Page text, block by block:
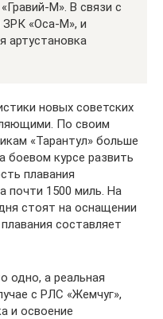
М». В связи с
ЗРК «Оса-М», и
артустановка
новых советских
По своим
«Тарантул» больше
боевом курсе развить
плавания
почти 1500 миль. На
стоят на оснащении
составляет
одно, а реальная
с РЛС «Жемчуг»,
и освоение